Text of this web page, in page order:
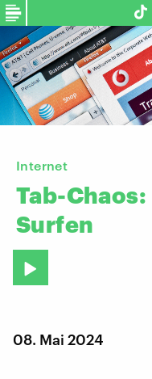
Internet
Tab-Chaos:
Surfen
08. Mai 2024